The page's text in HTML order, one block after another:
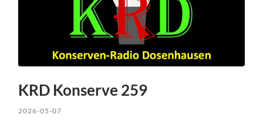
KRD Konserve 259
2026-05-07